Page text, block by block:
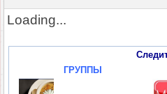
Loading...
ГРУППЫ